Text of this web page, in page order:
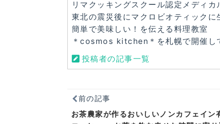
リマクッキングスクール認定メディカ
東北の震災後にマクロビオティックに
簡単で美味しい！を伝える料理教室
＊cosmos kitchen＊を札幌で開催し
投稿者の記事一覧
前の記事
お茶農家が作るおいしいノンカフェイン